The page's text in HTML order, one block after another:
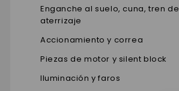
Enganche al suelo, cuna, tren de
aterrizaje
Accionamiento y correa
Piezas de motor y silent block
Iluminación y faros